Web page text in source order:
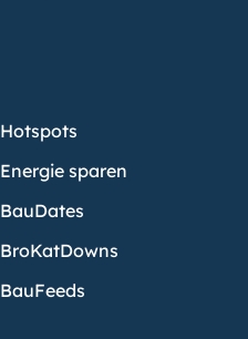
Hotspots
Energie sparen
BauDates
BroKatDowns
BauFeeds